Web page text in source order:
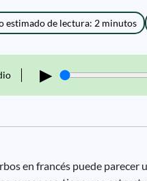
estimado de lectura: 2 minutos
▶
en francés puede